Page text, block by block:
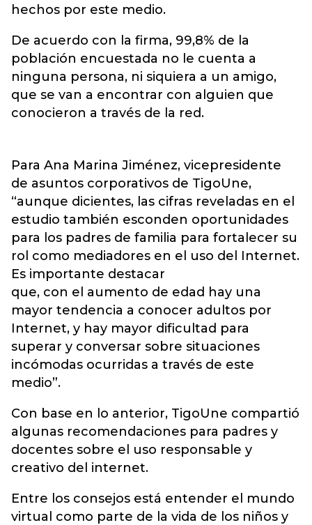
hechos por este medio.
De acuerdo con la firma, 99,8% de la
población encuestada no le cuenta a
ninguna persona, ni siquiera a un amigo,
que se van a encontrar con alguien que
conocieron a través de la red.
Para Ana Marina Jiménez, vicepresidente
de asuntos corporativos de TigoUne,
“aunque dicientes, las cifras reveladas en el
estudio también esconden oportunidades
para los padres de familia para fortalecer su
rol como mediadores en el uso del Internet.
Es importante destacar
que, con el aumento de edad hay una
mayor tendencia a conocer adultos por
Internet, y hay mayor dificultad para
superar y conversar sobre situaciones
incómodas ocurridas a través de este
medio”.
Con base en lo anterior, TigoUne compartió
algunas recomendaciones para padres y
docentes sobre el uso responsable y
creativo del internet.
Entre los consejos está entender el mundo
virtual como parte de la vida de los niños y